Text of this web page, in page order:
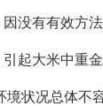
有有效方
大米中重
况总体不